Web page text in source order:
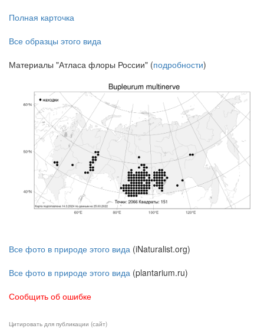
Полная карточка
Все образцы этого вида
Материалы "Атласа флоры России" (подробности)
Все фото в природе этого вида (iNaturalist.org)
Все фото в природе этого вида (plantarium.ru)
Сообщить об ошибке
Цитировать для публикации (сайт)